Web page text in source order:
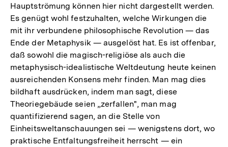
Hauptströmung können hier nicht dargestellt werden.
Es genügt wohl festzuhalten, welche Wirkungen die
mit ihr verbundene philosophische Revolution — das
Ende der Metaphysik — ausgelöst hat. Es ist offenbar,
daß sowohl die magisch-religiöse als auch die
metaphysisch-idealistische Weltdeutung heute keinen
ausreichenden Konsens mehr finden. Man mag dies
bildhaft ausdrücken, indem man sagt, diese
Theoriegebäude seien „zerfallen", man mag
quantifizierend sagen, an die Stelle von
Einheitsweltanschauungen sei — wenigstens dort, wo
praktische Entfaltungsfreiheit herrscht — ein